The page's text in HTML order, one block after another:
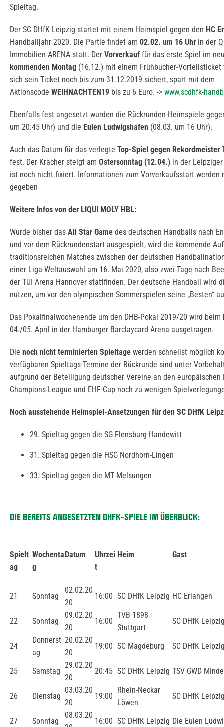
Spieltag.
Der SC DHfK Leipzig startet mit einem Heimspiel gegen den HC
Handballjahr 2020. Die Partie findet am 02.02. um 16 Uhr in der
Immobilien ARENA statt. Der Vorverkauf für das erste Spiel im
kommenden Montag (16.12.) mit einem Frühbucher-Vorteilsticket
sich sein Ticket noch bis zum 31.12.2019 sichert, spart mit dem
Aktionscode WEIHNACHTEN19 bis zu 6 Euro. -> www.scdhfk-
Ebenfalls fest angesetzt wurden die Rückrunden-Heimspiele
um 20:45 Uhr) und die Eulen Ludwigshafen (08.03. um 16 Uhr).
Auch das Datum für das verlegte Top-Spiel gegen Rekordmeister
fest. Der Kracher steigt am Ostersonntag (12.04.) in der
ist noch nicht fixiert. Informationen zum Vorverkaufsstart werden
gegeben
Weitere Infos von der LIQUI MOLY HBL:
Wurde bisher das All Star Game des deutschen Handballs nach
und vor dem Rückrundenstart ausgespielt, wird die kommende
traditionsreichen Matches zwischen der deutschen
einer Liga-Weltauswahl am 16. Mai 2020, also zwei Tage nach
der TUI Arena Hannover stattfinden. Der deutsche Handball wird
nutzen, um vor den olympischen Sommerspielen seine „Besten“
Das Pokalfinalwochenende um den DHB-Pokal 2019/20 wird beim
04./05. April in der Hamburger Barclaycard Arena ausgetragen.
Die noch nicht terminierten Spieltage werden schnellst möglich
verfügbaren Spieltags-Termine der Rückrunde sind unter
aufgrund der Beteiligung deutscher Vereine an den
Champions League und EHF-Cup noch zu wenigen
Noch ausstehende Heimspiel-Ansetzungen für den SC DHfK
29. Spieltag gegen die SG Flensburg-Handewitt
31. Spieltag gegen die HSG Nordhorn-Lingen
33. Spieltag gegen die MT Melsungen
DIE BEREITS ANGESETZTEN DHFK-SPIELE IM ÜBERBLICK:
Spielt
ag
Wochenta
g
Datum
Uhrzei
t
Heim Gast
21 Sonntag
02.02.20
20
16:00 SC DHfK Leipzig HC Erlangen
22 Sonntag
09.02.20
20
16:00
TVB 1898
Stuttgart
SC DHfK
24
Donnerst
ag
20.02.20
20
19:00 SC Magdeburg SC DHfK
25 Samstag
29.02.20
20
20:45 SC DHfK Leipzig TSV GWD
26 Dienstag
03.03.20
20
19:00
Rhein-Neckar
Löwen
SC DHfK
27 Sonntag
08.03.20
16:00 SC DHfK Leipzig Die Eulen